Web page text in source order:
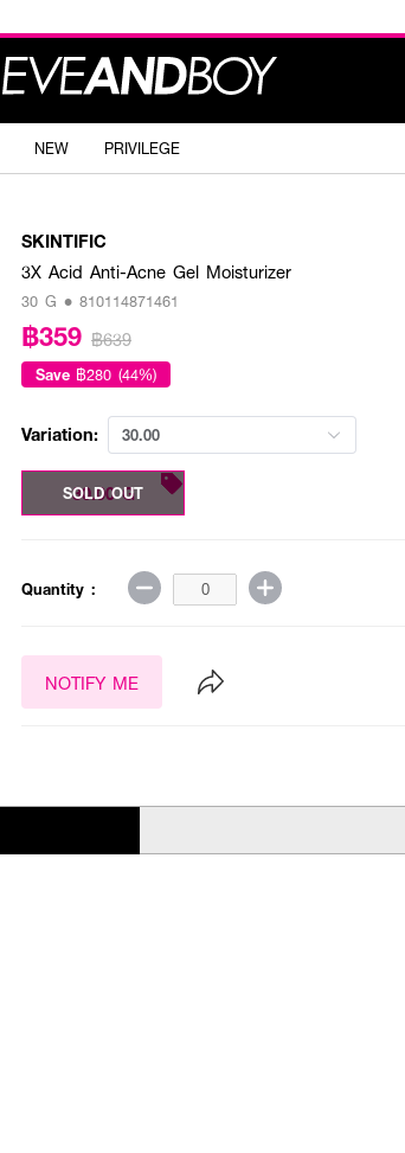
NEW PRIVILEGE
SKINTIFIC
3X Acid Anti-Acne Gel Moisturizer
30 G • 810114871461
฿359 ฿639
Save ฿280 (44%)
Variation: 30.00
30.00 G
SOLD OUT
Quantity :
NOTIFY ME